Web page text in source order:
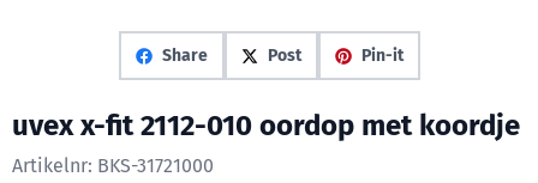
Share Post Pin-it
uvex x-fit 2112-010 oordop met koordje
Artikelnr: BKS-31721000